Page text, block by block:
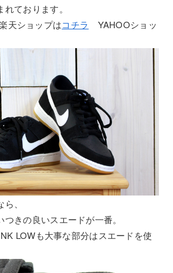
ております。
天ショップはコチラ
YAHOOショッ
、
きの良いスエードが一番。
LOWも大事な部分はスエードを使